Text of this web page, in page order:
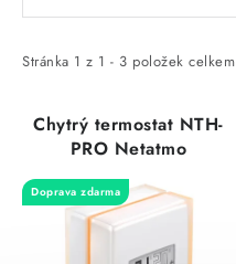
CHYTRÁ DOMÁCNOST
LED osvětlení
SVÍTIDLA interiérová
SVÍTIDLA technická
i
p
o
Stránka 1 z 1 - 3 položek celkem
e
r
Chytrý termostat NTH-
PRO Netatmo
Doprava zdarma